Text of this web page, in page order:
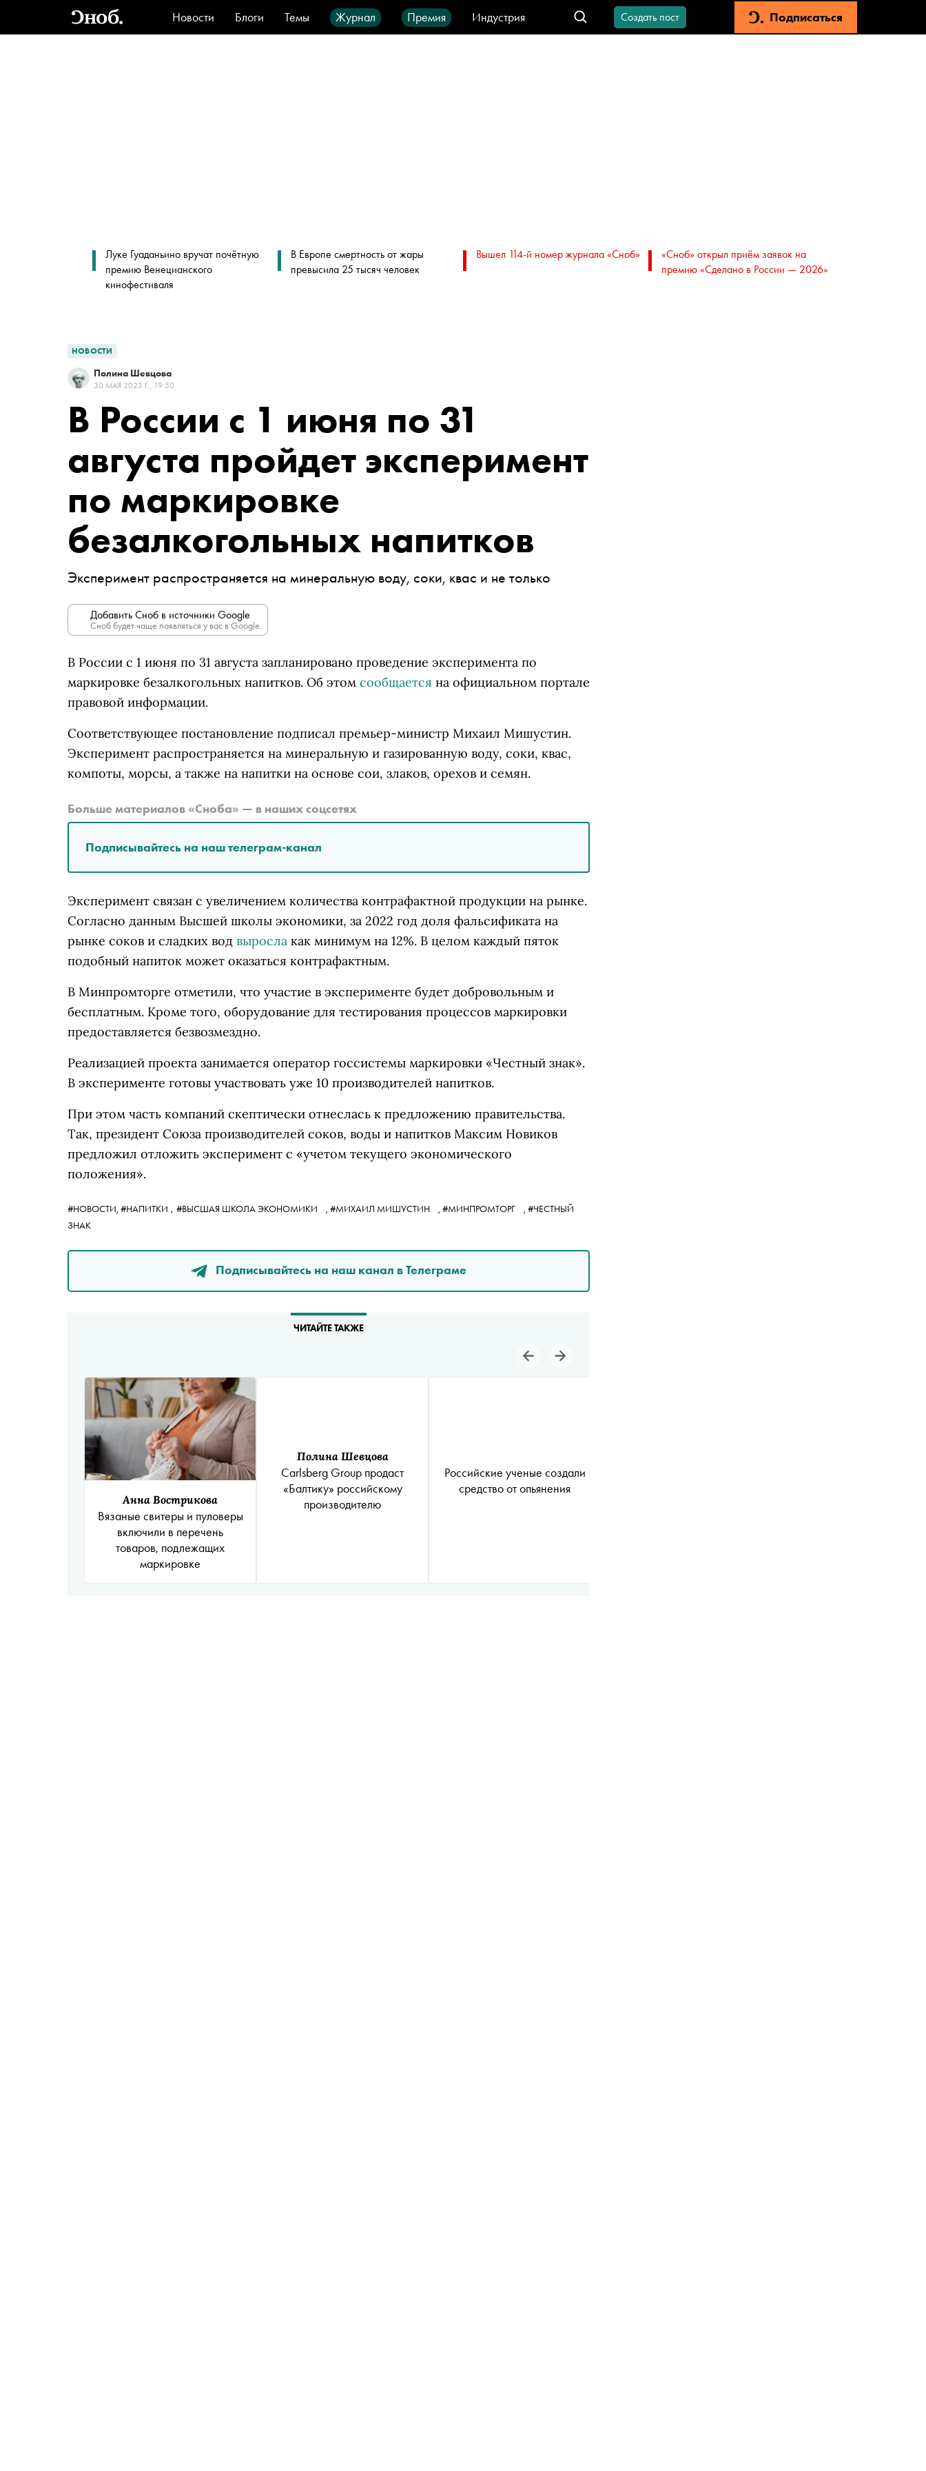
Новости Блоги Темы Журнал Премия
Индустрия
Стиль
Видео Город IT-продукты
Создать пост Подписаться
Луке Гуаданьино вручат почётную
премию Венецианского
кинофестиваля
В Европе смертность от жары
превысила 25 тысяч человек
Вышел 114-й номер журнала «Сноб»
«Сноб» открыл приём заявок на
премию «Сделано в России — 2026»
НОВОСТИ
Полина Шевцова
30 МАЯ 2023 Г., 19:50
В России с 1 июня по 31
августа пройдет эксперимент
по маркировке
безалкогольных напитков
Эксперимент распространяется на минеральную воду, соки, квас и не только
Добавить Сноб в источники Google
Сноб будет чаще появляться у вас в Google.
В России с 1 июня по 31 августа запланировано проведение эксперимента по
маркировке безалкогольных напитков. Об этом сообщается на официальном портале
правовой информации.
Соответствующее постановление подписал премьер-министр Михаил Мишустин.
Эксперимент распространяется на минеральную и газированную воду, соки, квас,
компоты, морсы, а также на напитки на основе сои, злаков, орехов и семян.
Больше материалов «Сноба» — в наших соцсетях
Подписывайтесь на наш телеграм-канал
Эксперимент связан с увеличением количества контрафактной продукции на рынке.
Согласно данным Высшей школы экономики, за 2022 год доля фальсификата на
рынке соков и сладких вод выросла как минимум на 12%. В целом каждый пяток
подобный напиток может оказаться контрафактным.
В Минпромторге отметили, что участие в эксперименте будет добровольным и
бесплатным. Кроме того, оборудование для тестирования процессов маркировки
предоставляется безвозмездно.
Реализацией проекта занимается оператор госсистемы маркировки «Честный знак».
В эксперименте готовы участвовать уже 10 производителей напитков.
При этом часть компаний скептически отнеслась к предложению правительства.
Так, президент Союза производителей соков, воды и напитков Максим Новиков
предложил отложить эксперимент с «учетом текущего экономического
положения».
#НОВОСТИ, #НАПИТКИ , #ВЫСШАЯ ШКОЛА ЭКОНОМИКИ , #МИХАИЛ МИШУСТИН , #МИНПРОМТОРГ , #ЧЕСТНЫЙ
ЗНАК
Подписывайтесь на наш канал в Телеграме
ЧИТАЙТЕ ТАКЖЕ
Анна Вострикова
Вязаные свитеры и пуловеры
включили в перечень
товаров, подлежащих
маркировке
Полина Шевцова
Carlsberg Group продаст
«Балтику» российскому
производителю
Российские ученые создали
средство от опьянения